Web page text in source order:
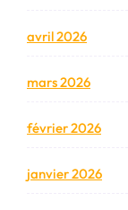
avril 2026
mars 2026
février 2026
janvier 2026